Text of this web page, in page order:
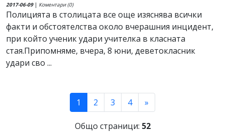
2017-06-09| Коментари (0)
Полицията в столицата все още изяснява всички
факти и обстоятелства около вчерашния инцидент,
при който ученик удари учителка в класната
стая.Припомняме, вчера, 8 юни, деветокласник
удари сво ...
1 (current)
2 3 4 »
Общо страници: 52